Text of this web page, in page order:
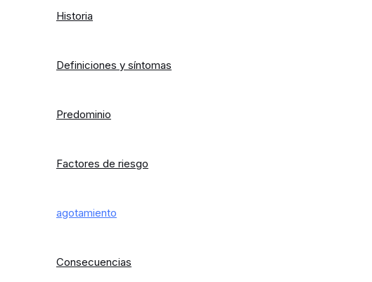
Historia
Definiciones y síntomas
Predominio
Factores de riesgo
agotamiento
Consecuencias